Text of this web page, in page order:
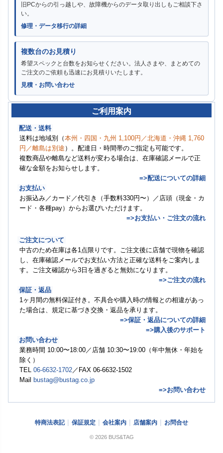
旧PCからの引っ越しや、故障機からのデータ取り出しもご相談下さ
い。
修理・データ移行の詳細
複数台のお見積り
希望スペックと台数をお知らせください。法人さまや、まとめての
ご注文のご依頼も迅速にお見積りいたします。
見積・お問い合わせ
ご利用案内
配送・送料
送料は地域別（本州・四国・九州 1,100円／北海道・沖縄 1,760
円／離島は別途 ）。配達日・時間帯のご指定も可能です。
複数商品や離島など送料が変わる場合は、在庫確認メールで正
確な金額をお知らせします。
=>配送についての詳細
お支払い
お振込み／カード／代引き（手数料330円〜）／店頭（現金・カ
ード・各種pay）からお選びいただけます。
=>お支払い・ご注文の流れ
ご注文について
中古のため在庫は各1点限りです。ご注文後に店舗で現物を確認
し、在庫確認メールでお支払い方法と正確な送料をご案内しま
す。ご注文確認から3日を過ぎると無効になります。
=>ご注文の流れ
保証・返品
1ヶ月間の無料保証付き。不具合や購入時の情報との相違があっ
た場合は、規定に基づき交換・返品を承ります。
=>保証・返品についての詳細
=>購入後のサポート
お問い合わせ
業務時間 10:00〜18:00／店舗 10:30〜19:00（年中無休・年始を
除く）
TEL 06-6632-1702 ／FAX 06-6632-1502
Mail bustag@bustag.co.jp
=>お問い合わせ
特商法表記 保証規定 会社案内 店舗案内 お問合せ
© 2026 BUS&TAG